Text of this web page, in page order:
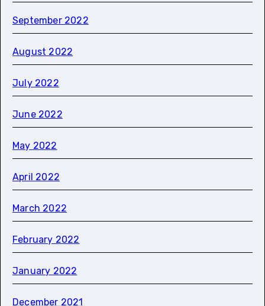
September 2022
August 2022
July 2022
June 2022
May 2022
April 2022
March 2022
February 2022
January 2022
December 2021